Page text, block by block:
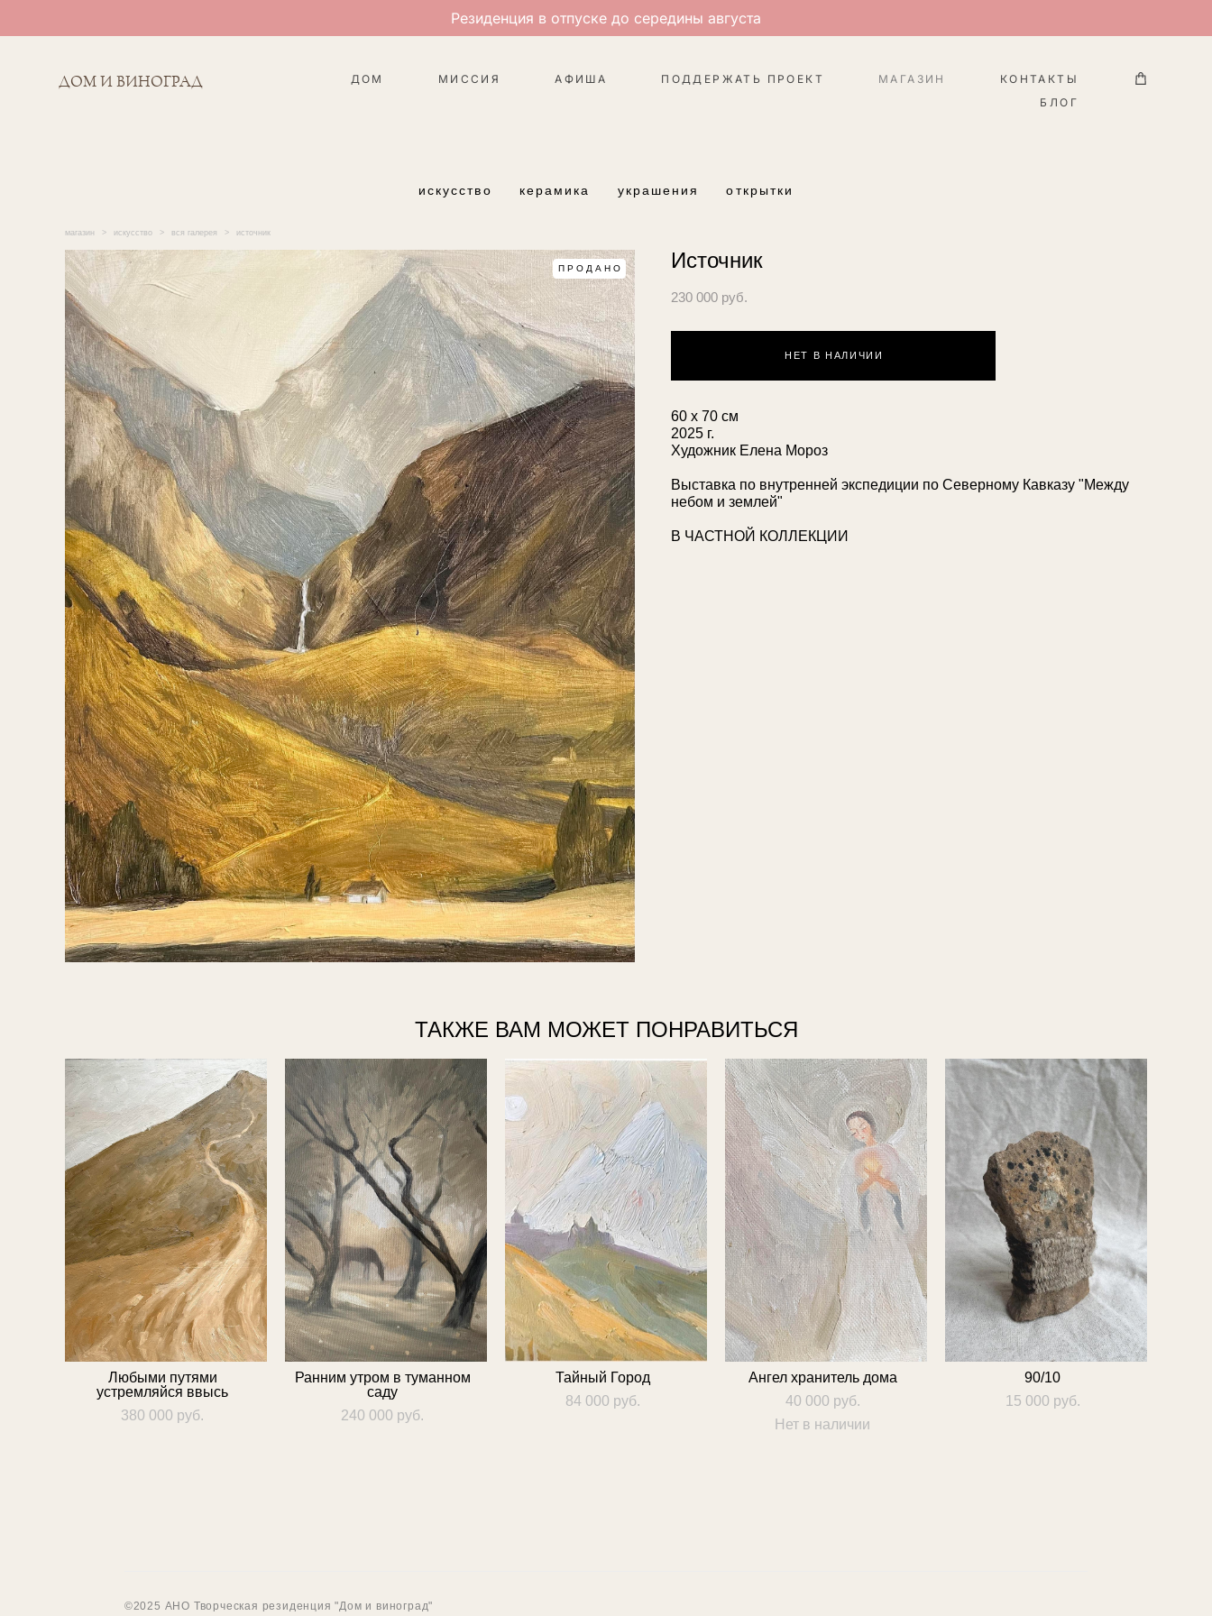
Резиденция в отпуске до середины августа
ДОМ И ВИНОГРАД ДОМ МИССИЯ АФИША ПОДДЕРЖАТЬ ПРОЕКТ МАГАЗИН
КОНТАКТЫ
БЛОГ
искусство керамика украшения открытки
магазин > искусство > вся галерея > источник
ПРОДАНО Источник
230 000 pуб.
НЕТ В НАЛИЧИИ
60 х 70 см
2025 г.
Художник Елена Мороз
Выставка по внутренней экспедиции по Северному Кавказу "Между
небом и землей"
В ЧАСТНОЙ КОЛЛЕКЦИИ
ТАКЖЕ ВАМ МОЖЕТ ПОНРАВИТЬСЯ
Любыми путями
устремляйся ввысь
380 000 pуб.
Ранним утром в туманном
саду
240 000 pуб.
Тайный Город
84 000 pуб.
Ангел хранитель дома
40 000 pуб.
Нет в наличии
90/10
15 000 pуб.
©2025 АНО Творческая резиденция "Дом и виноград"